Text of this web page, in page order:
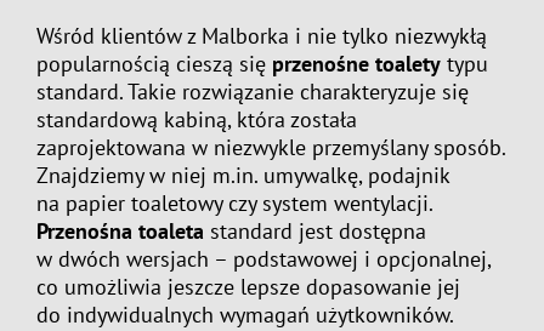
Wśród klientów z Malborka i nie tylko niezwykłą
popularnością cieszą się przenośne toalety typu
standard. Takie rozwiązanie charakteryzuje się
standardową kabiną, która została
zaprojektowana w niezwykle przemyślany sposób.
Znajdziemy w niej m.in. umywalkę, podajnik
na papier toaletowy czy system wentylacji.
Przenośna toaleta standard jest dostępna
w dwóch wersjach – podstawowej i opcjonalnej,
co umożliwia jeszcze lepsze dopasowanie jej
do indywidualnych wymagań użytkowników.